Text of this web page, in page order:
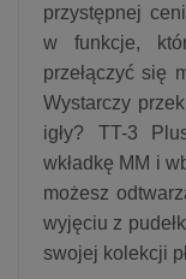
przystępnej
w funkcje,
przełączyć się
Wystarczy
igły? TT-3
wkładkę MM i
możesz
wyjęciu z
swojej kolekcji